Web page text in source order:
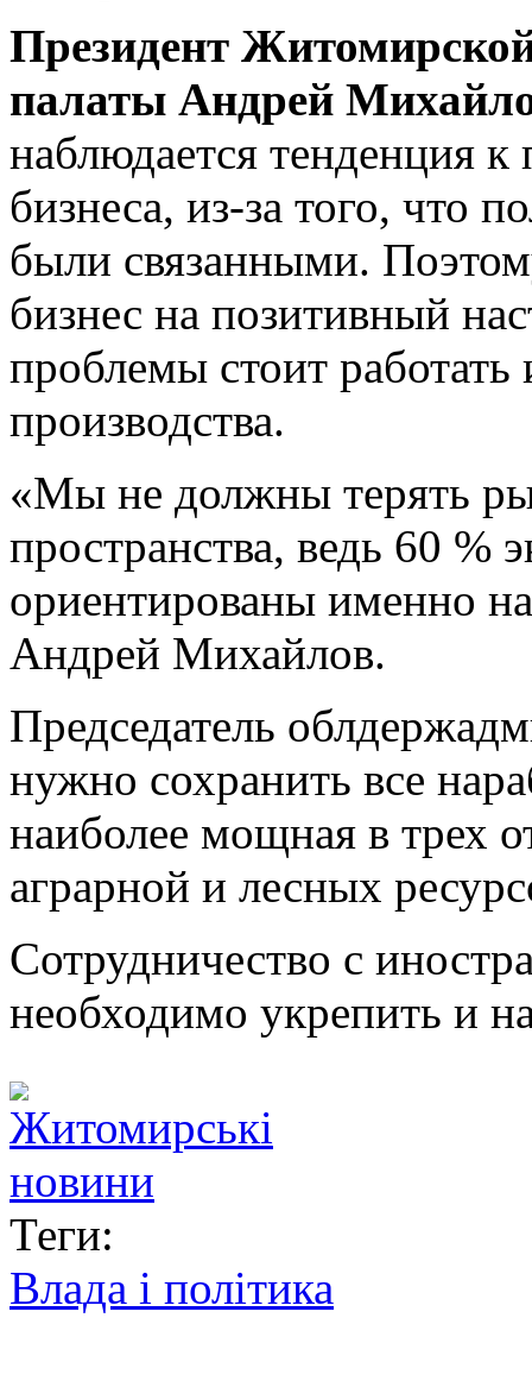
Президент
палаты Андрей
наблюдается тенденция
бизнеса, из-за того, что
были связанными.
бизнес на позитивный
проблемы стоит
производства.
«Мы не должны терять
пространства, ведь 60 %
ориентированы именно
Андрей Михайлов.
Председатель
нужно сохранить все
наиболее мощная в трех
аграрной и лесных
Сотрудничество с
необходимо укрепить и
Теги:
Влада і політика